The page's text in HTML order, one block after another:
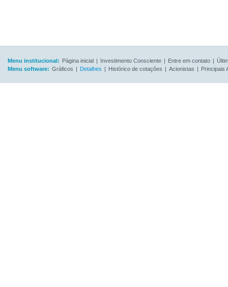
Menu institucional: Página inicial | Investimento Consciente | Entre em contato |
Menu software: Gráficos | Detalhes | Histórico de cotações | Acionistas | Principais